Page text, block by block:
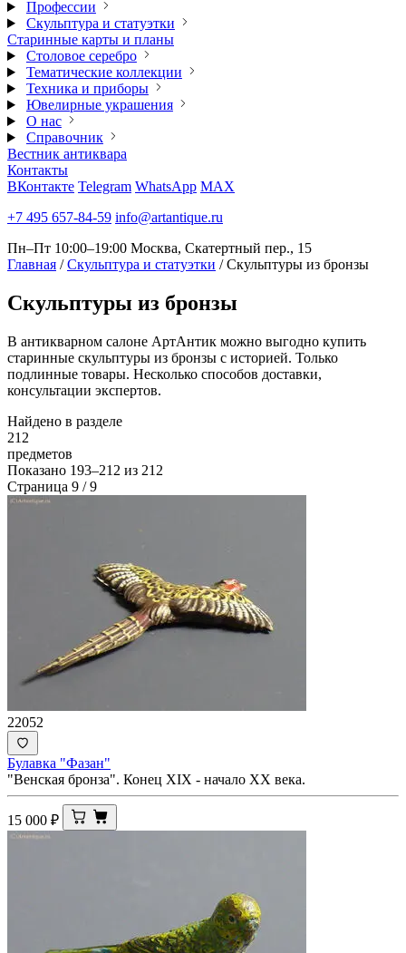
Профессии
Скульптура и статуэтки
Старинные карты и планы
Столовое серебро
Тематические коллекции
Техника и приборы
Ювелирные украшения
О нас
Справочник
Вестник антиквара
Контакты
ВКонтакте Telegram WhatsApp MAX
+7 495 657-84-59 info@artantique.ru
Пн–Пт 10:00–19:00 Москва, Скатертный пер., 15
Главная / Скульптура и статуэтки / Скульптуры из бронзы
Скульптуры из бронзы
В антикварном салоне АртАнтик можно выгодно купить
старинные скульптуры из бронзы с историей. Только
подлинные товары. Несколько способов доставки,
консультации экспертов.
Найдено в разделе
212
предметов
Показано 193–212 из 212
Страница 9 / 9
22052
Булавка "Фазан"
"Венская бронза". Конец XIX - начало ХХ века.
15 000 ₽